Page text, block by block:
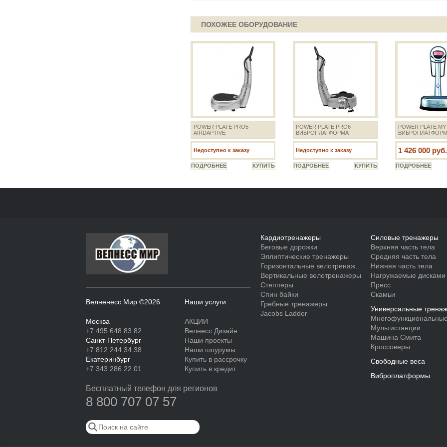
ПОХОЖЕЕ ОБОРУДОВАНИЕ
POWER PLATE PRO5
AIRDAPTIVE
POWER PLATE PRO6
ВИБРОПЛАТФОРМА
POWER PLATE
Недоступно к заказу Недоступно к заказу 1 426 000 руб.
Наши услуги
АКЦИИ
Велнесс Дизайн
Наши проекты
Наши шоурумы
Купить в рассрочку
Купить в кредит
Велненесс Мир ©2026
Москва
+7 495 648 83 82
Санкт-Петербург
+7 812 244 34 38
Екатеринбург
+7 343 286 22 01
Бесплатный телефон для регионов
8 800 707 07 57
Кардиотренажеры
Беговые дорожки
Эллиптические тренажеры
Горизонтальные велотренажеры
Вертикальные велотренажеры
Степперы
Спин байки
Гребные тренажеры
Jacobs Ladder
Силовые тренажеры
Верхняя часть тела
Средняя часть тела
Нижняя часть тела
Нагружаемые дисками
Пресс
Скамьи
Универсальные
Мультистанции
Машина Смита
Кроссоверы
Свободные веса
Виброплатформы